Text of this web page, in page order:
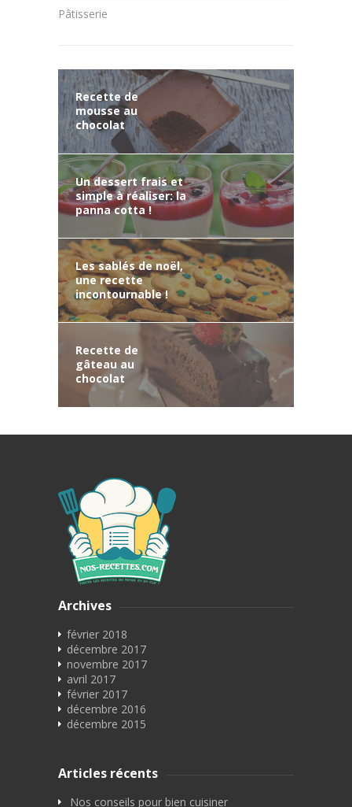
Pâtisserie
Recette de
mousse au
chocolat
Un dessert frais et
simple à réaliser: la
panna cotta !
Les sablés de noël,
une recette
incontournable !
Recette de
gâteau au
chocolat
Archives
février 2018
décembre 2017
novembre 2017
avril 2017
février 2017
décembre 2016
décembre 2015
Articles récents
Nos conseils pour bien cuisiner